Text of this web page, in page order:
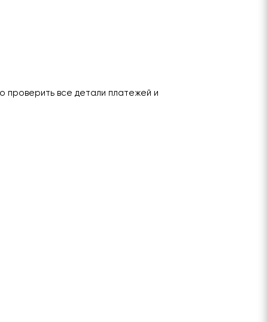
проверить все детали платежей и